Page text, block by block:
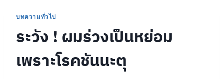
บทความทั่วไป
ระวัง ! ผมร่วงเป็นหย่อม
เพราะโรคชันนะตุ